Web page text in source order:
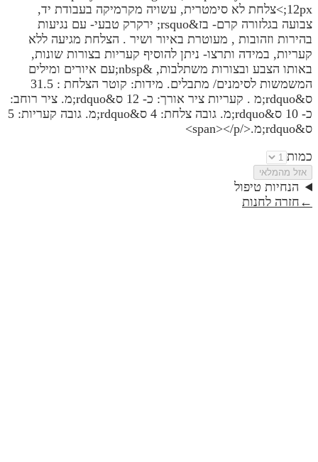
12px;>צלחת לא סימטרית, עשויה מקרמיקה בעבודת יד,
צבועה בגלזורה קרם- בז&rsquo; ירקרק טבעי- עם נגיעות
בהירות וזהובות , מעוטרת באיור ושיר . הצלחת מגיעה ללא
קעריות, במידה ותרצו- ניתן להוסיף קעריות בצורות שונות,
באותו הצבע ובצורות משתלבות, &nbsp;עם איורים ומילים
המשמשות לסימנים/ מתבלים. מידות: קוטר הצלחת : 31.5
ס&rdquo;מ . קעריות ציר אורך: כ- 12 ס&rdquo;מ. ציר רוחב:
כ- 10 ס&rdquo;מ. גובה צלחת: 4 ס&rdquo;מ. גובה קעריות: 5
ס&rdquo;מ.</span></p>
כמות
אזל מהמלאי
הנחיות טיפול
← חזרה לחנות